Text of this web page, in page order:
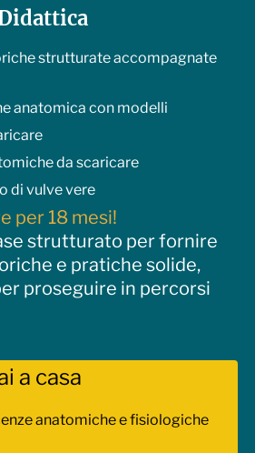
pelvico
ano e sostegno degli organi
e variabilità corporea
perineo nella vita quotidiana
pressione addominale
muscolare
corporeo
addome, bacino e perineo
la vescica
evacuative
strutturate accompagnate
anatomica con modelli
da scaricare
di vulve vere
per 18 mesi!
strutturato per fornire
e pratiche solide,
proseguire in percorsi
a casa
anatomiche e fisiologiche